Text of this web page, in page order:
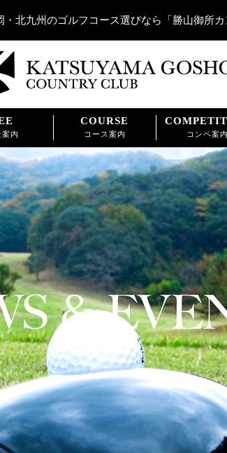
北九州のゴルフコース選びなら「勝山御所カ
案内
COURSE
コース案内 コンペ案内